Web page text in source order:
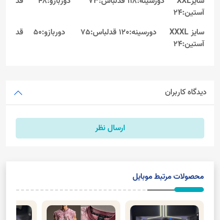
آستین:24
سایز XXXL دورسینه:120 قدلباس:75 دوربازو:50 قد
آستین:24
دیدگاه کاربران
ارسال نظر
محصولات مرتبط موبایل